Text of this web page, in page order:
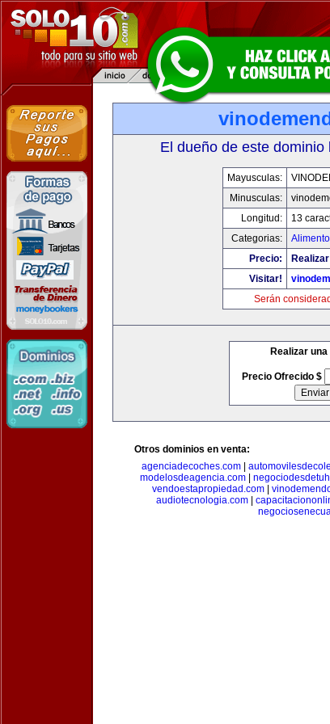
El dueño de este
Mayusculas:
Minusculas:
Longitud:
13
Categorias:
Precio:
Visitar!
Serán
Realizar
Precio Ofrecido $
Otros dominios en venta:
agenciadecoches.com
modelosdeagencia.com
vendoestapropiedad.com|
audiotecnologia.com